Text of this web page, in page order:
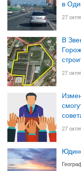
в
27
В
27
27